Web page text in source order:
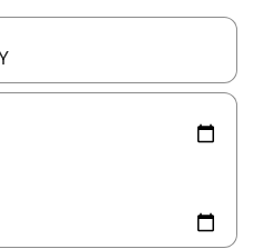
môžete si ich prechádzať